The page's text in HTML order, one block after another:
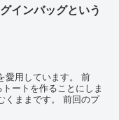
インバッグという
愛用しています。 前
ートを作ることにしま
くままです。 前回のプ